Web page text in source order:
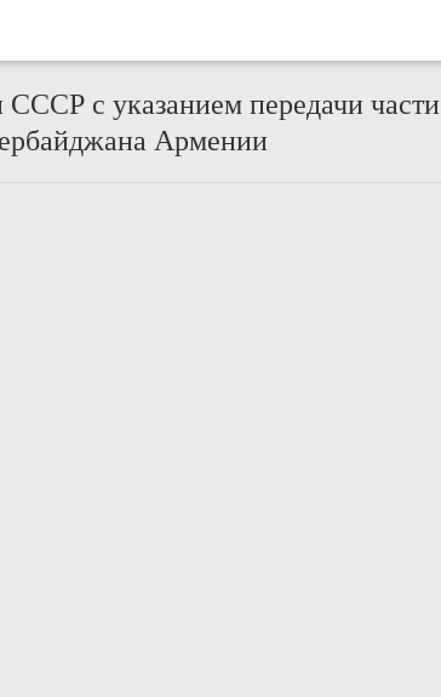
СССР с указанием передачи части
Армении